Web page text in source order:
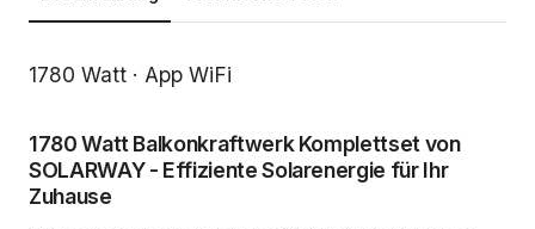
Beschreibung
1780 Watt · App WiFi
1780 Watt Balkonkraftwerk Komplettset von
SOLARWAY - Effiziente Solarenergie für Ihr
Zuhause